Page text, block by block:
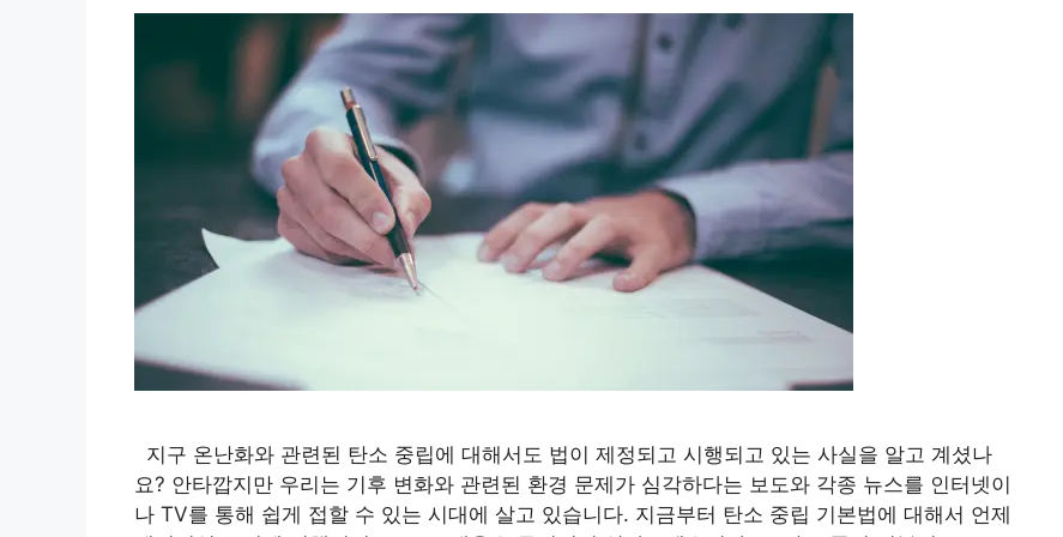
지구 온난화와 관련된 탄소 중립에 대해서도 법이 제정되고 시행되고 있는 사실을 알고 계셨나
요? 안타깝지만 우리는 기후 변화와 관련된 환경 문제가 심각하다는 보도와 각종 뉴스를 인터넷이
나 TV를 통해 쉽게 접할 수 있는 시대에 살고 있습니다. 지금부터 탄소 중립 기본법에 대해서 언제